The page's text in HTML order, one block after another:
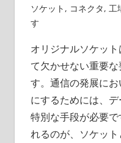
ソケット , コネクタ, 工
す
オリジナルソケッ
て欠かせない重要
す。 通信の発展に
にするためには、
特別な手段が必要
れるのが、ソケッ